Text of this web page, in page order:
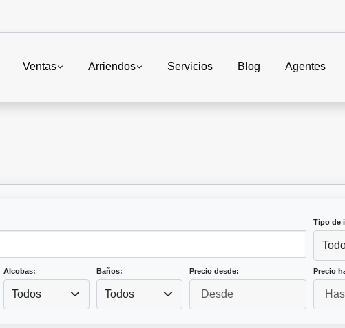
Ventas Arriendos Servicios Blog Agentes
Tipo de
Alcobas:
Todos
Baños:
Todos
Precio desde: Precio